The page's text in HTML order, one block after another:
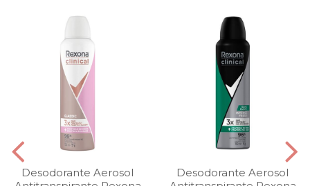
Desodorante Aerosol
Desodorante Aerosol